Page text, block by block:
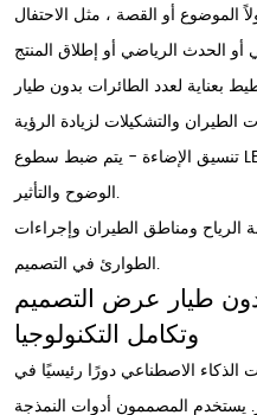
الموضوع أو القصة ، مثل الاحتفال
بعناية لعدد الطائرات بدون طيار
تنسيق الإضاءة - يتم ضبط سطوع LED وتدرجات الألوان والتوقيت من أجل
الوضوح والتأثير.
الرياح ومناطق الطيران وإجراءات
الطوارئ في التصميم.
طيار عرض التصميم
وتكامل التكنولوجيا
الذكاء الاصطناعي دورًا رئيسيًا في
المصممون أدوات النمذجة